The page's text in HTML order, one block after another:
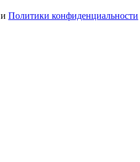
и Политики конфиденциальности